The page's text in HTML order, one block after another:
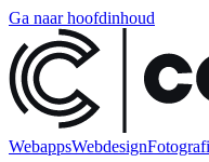
Ga naar hoofdinhoud
WebappsWebdesign